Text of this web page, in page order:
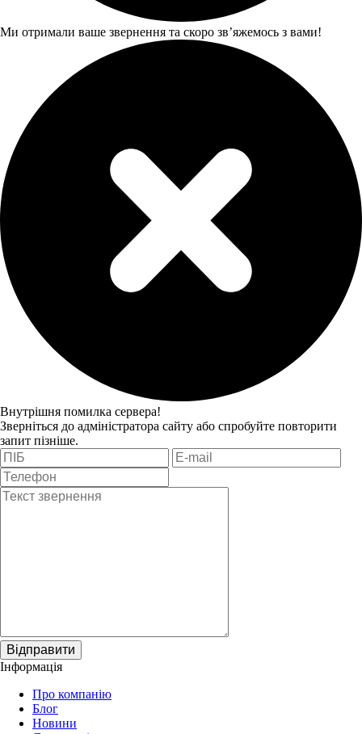
Ми отримали ваше звернення та скоро звʼяжемось з вами!
Внутрішня помилка сервера!
Зверніться до адміністратора сайту або спробуйте повторити
запит пізніше.
Відправити
Інформація
Про компанію
Блог
Новини